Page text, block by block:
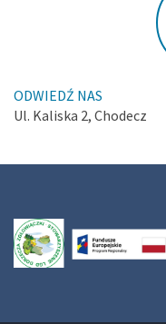
ODWIEDŹ NAS
Ul. Kaliska 2, Chodecz